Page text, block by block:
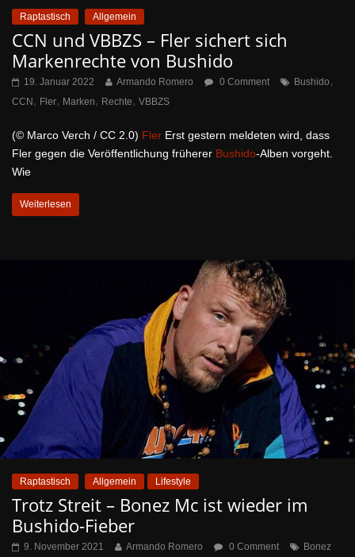
Raptastisch Allgemein
CCN und VBBZS – Fler sichert sich
Markenrechte von Bushido
19. Januar 2022 Armando Romero 0 Comment Bushido,
CCN , Fler, Marken, Rechte, VBBZS
(© Marco Verch / CC 2.0) Fler Erst gestern meldeten wird, dass
Fler gegen die Veröffentlichung früherer Bushido-Alben vorgeht.
Wie
Weiterlesen
Raptastisch Allgemein Lifestyle
Trotz Streit – Bonez Mc ist wieder im
Bushido-Fieber
9. November 2021 Armando Romero 0 Comment
Bonez